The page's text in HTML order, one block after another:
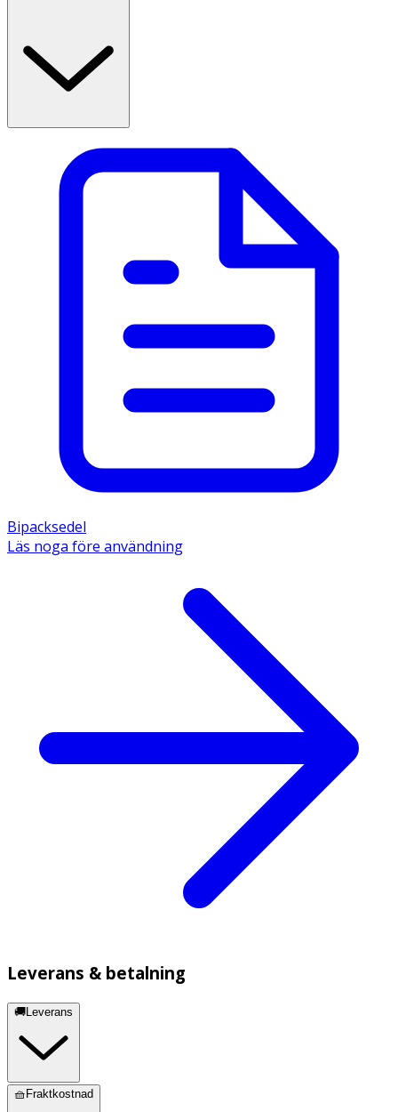
Bipacksedel
Läs noga före användning
Leverans & betalning
🚚Leverans
🧺Fraktkostnad